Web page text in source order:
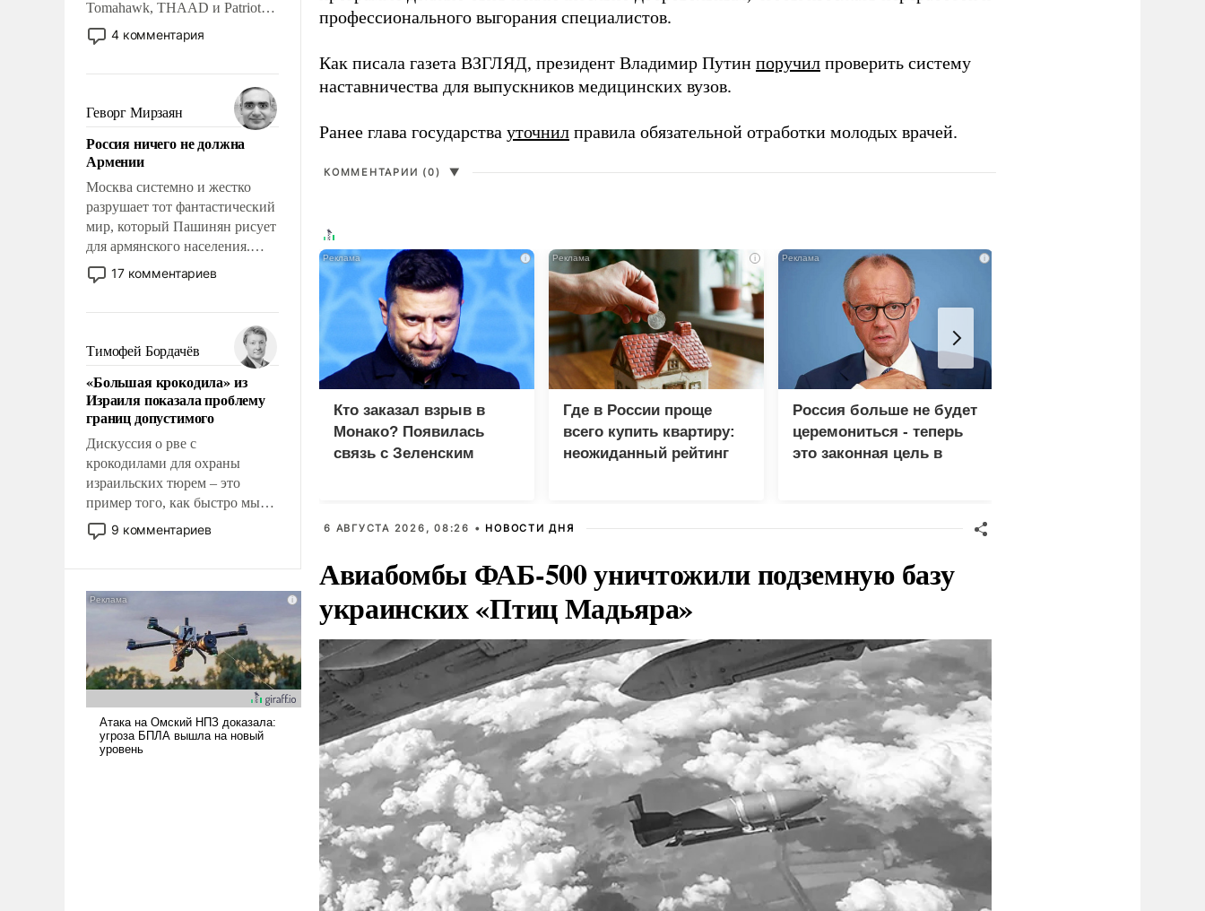
Tomahawk, THAAD и Patriot
США потребуется более трех
лет. Даже небольшая война с
Сложившаяся ситуация
означает многолетний период
уязвимости США, например,
перед Китаем.
4 комментария
Геворг Мирзаян
Россия ничего не должна
Армении
Москва системно и жестко
разрушает тот фантастический
мир, который Пашинян рисует
для армянского населения.
Мир, где политические
прожекты будут безусловно
налогоплательщиков и где
Еревану за свои поступки не
нужно отвечать.
17 комментариев
Тимофей Бордачёв
«Большая крокодила» из
Израиля показала проблему
границ допустимого
Дискуссия о рве с
крокодилами для охраны
израильских тюрем – это
пример того, как быстро мы
двигаемся по пути
революционных изменений.
псевдонаучной фантастики,
стало всерьез обсуждаемой
9 комментариев
профессионального выгорания специалистов.
Как писала газета ВЗГЛЯД, президент Владимир Путин поручил проверить систему
наставничества для выпускников медицинских вузов.
Ранее глава государства уточнил правила обязательной отработки молодых врачей.
КОММЕНТАРИИ (0) ▼
i
Кто заказал взрыв в
Монако? Появилась
связь с Зеленским
i
Где в России проще
всего купить квартиру:
неожиданный рейтинг
i
Россия больше не будет
церемониться - теперь
это законная цель в
6 АВГУСТА 2026, 08:26 • НОВОСТИ ДНЯ
Авиабомбы ФАБ-500 уничтожили подземную базу
украинских «Птиц Мадьяра»